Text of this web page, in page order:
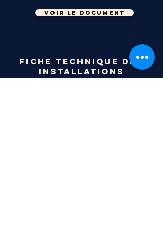
voir le document
Fiche technique des
installations